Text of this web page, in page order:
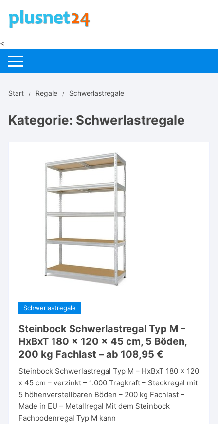
Inhalt
springen
<
Start Regale Schwerlastregale
Kategorie: Schwerlastregale
Schwerlastregale
Steinbock Schwerlastregal Typ M –
HxBxT 180 x 120 x 45 cm, 5 Böden,
200 kg Fachlast – ab 108,95 €
Steinbock Schwerlastregal Typ M – HxBxT 180 x 120
x 45 cm – verzinkt – 1.000 Tragkraft – Steckregal mit
5 höhenverstellbaren Böden – 200 kg Fachlast –
Made in EU – Metallregal Mit dem Steinbock
Fachbodenregal Typ M kann